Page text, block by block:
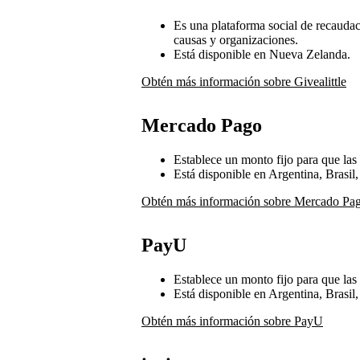
Es una plataforma social de
causas y organizaciones.
Está disponible en Nueva Zelanda.
Obtén más información sobre Givealittle
Mercado Pago
Establece un monto fijo para que
Está disponible en Argentina,
Obtén más información sobre Mercado
PayU
Establece un monto fijo para que
Está disponible en Argentina,
Obtén más información sobre PayU